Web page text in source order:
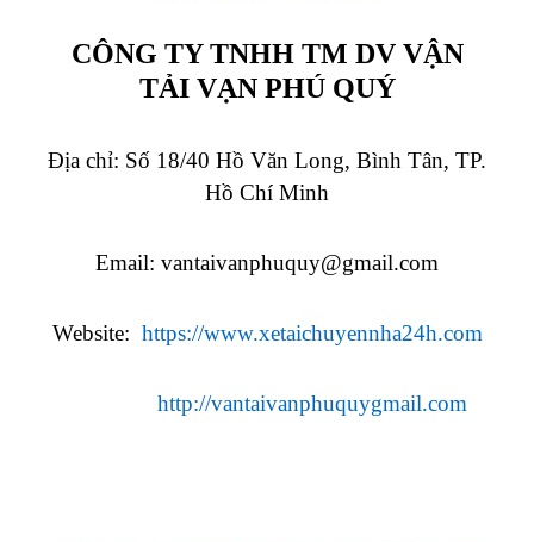
CÔNG TY TNHH TM DV VẬN
TẢI VẠN PHÚ QUÝ
Địa chỉ: Số 18/40 Hồ Văn Long, Bình Tân, TP.
Hồ Chí Minh
Email: vantaivanphuquy@gmail.com
Website: https://www.xetaichuyennha24h.com
http://vantaivanphuquygmail.com